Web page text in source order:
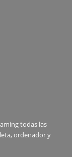
todas las
ordenador y